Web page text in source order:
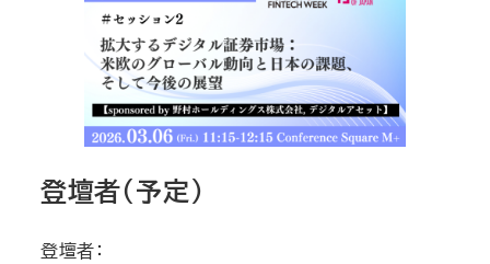
登壇者（予定）
登壇者：